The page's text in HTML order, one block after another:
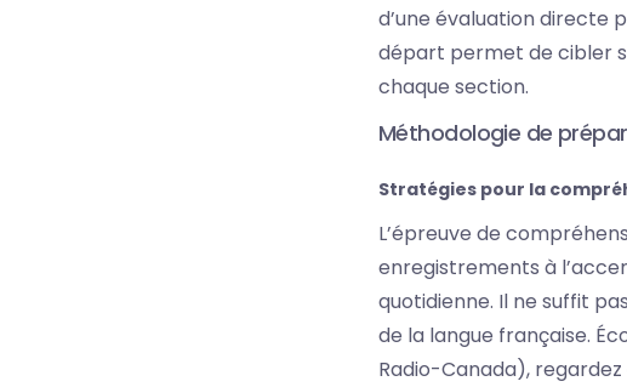
d’une évaluation directe
départ permet de cibler
chaque section.
Méthodologie de
Stratégies pour la
L’épreuve de
enregistrements à
quotidienne. Il ne suffit
de la langue française.
Radio-Canada),